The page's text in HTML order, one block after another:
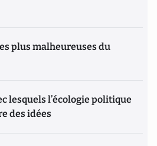
plus malheureuses du
lesquels l’écologie politique
des idées